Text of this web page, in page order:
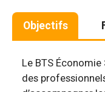
Le BTS
des
Objectifs